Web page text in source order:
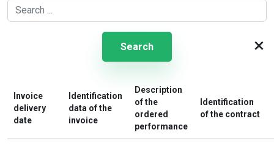
Search ×
Invoice
delivery
date
Identification
data of the
invoice
Description
of the
ordered
performance
Identification
of the contract